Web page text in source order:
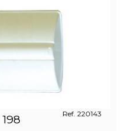
Ref. 220143